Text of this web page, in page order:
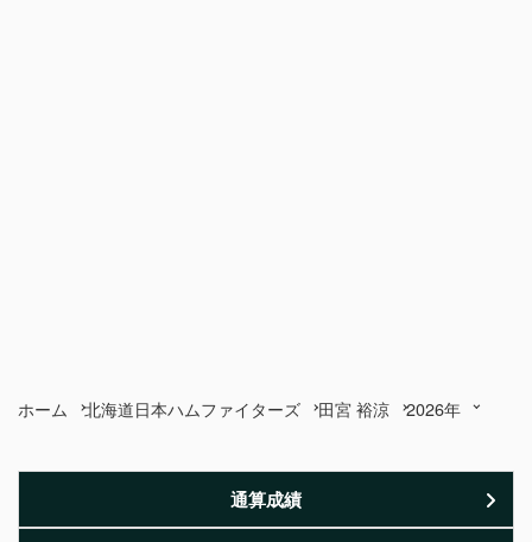
ホーム 北海道日本ハムファイターズ 田宮 裕涼 2026年
通算成績